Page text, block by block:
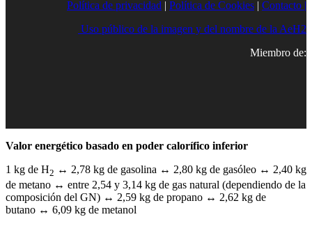
Política de privacidad | Política de Cookies | Contacto |
Uso público de la imagen y del nombre de la AeH2
Miembro de:
Valor energético basado en poder calorífico inferior
1 kg de H2 ↔ 2,78 kg de gasolina ↔ 2,80 kg de gasóleo ↔ 2,40 kg
de metano ↔ entre 2,54 y 3,14 kg de gas natural (dependiendo de la
composición del GN) ↔ 2,59 kg de propano ↔ 2,62 kg de
butano ↔ 6,09 kg de metanol